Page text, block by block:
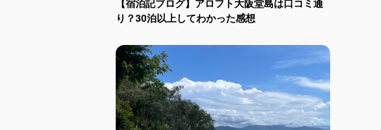
【宿泊記ブログ】アロフト大阪堂島は口コミ通
り？30泊以上してわかった感想